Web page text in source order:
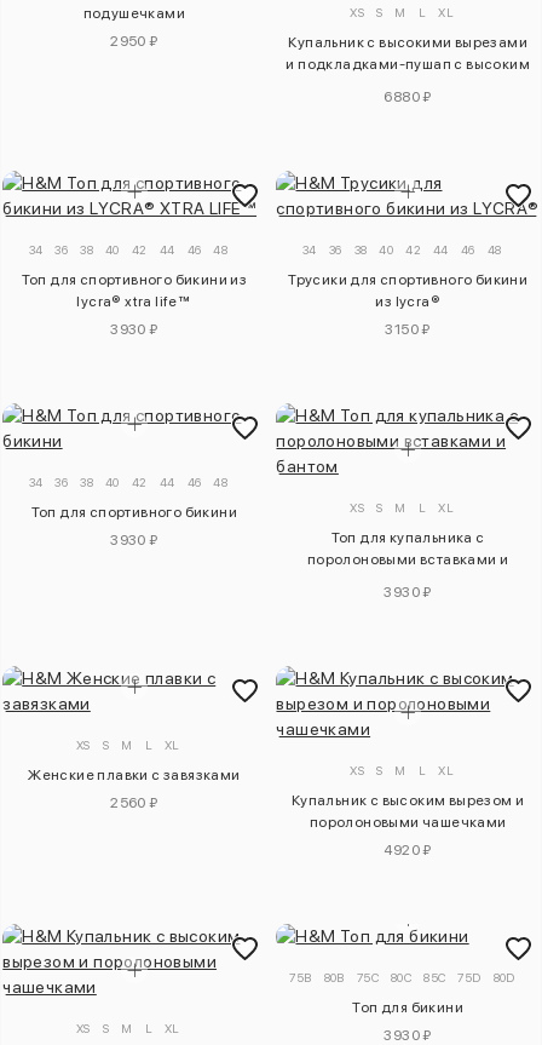
подушечками
2950 ₽
XS S M L XL
Купальник с высокими вырезами
и подкладками-пушап с высоким
6880 ₽
34 36 38 40 42 44 46 48
Топ для спортивного бикини из
lycra® xtra life™
3930 ₽
34 36 38 40 42 44 46 48
Трусики для спортивного бикини
из lycra®
3150 ₽
34 36 38 40 42 44 46 48
Топ для спортивного бикини
3930 ₽
XS S M L XL
Топ для купальника с
поролоновыми вставками и
3930 ₽
XS S M L XL
Женские плавки с завязками
2560 ₽
XS S M L XL
Купальник с высоким вырезом и
поролоновыми чашечками
4920 ₽
XS S M L XL
75B 80B 75C 80C 85C 75D 80D
Топ для бикини
3930 ₽